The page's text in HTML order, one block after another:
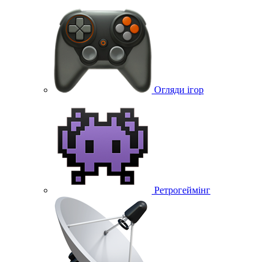
Огляди ігор
Ретрогеймінг